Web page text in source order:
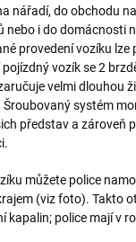
nářadí, do obchodu
nebo i do domácnosti
provedení vozíku lze
vozík se 2
velmi dlouhou
systém
představ a zároveň
můžete police
(viz foto). Takto
kapalin; police mají v